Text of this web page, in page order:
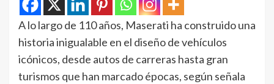
A lo largo de 110 años, Maserati ha construido una
historia inigualable en el diseño de vehículos
icónicos, desde autos de carreras hasta gran
turismos que han marcado épocas, según señala